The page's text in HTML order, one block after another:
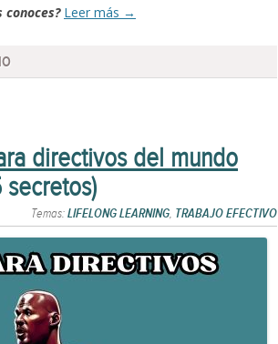
conoces? Leer más →
directivos del mundo
secretos)
Temas:LIFELONG LEARNING, TRABAJO EFECTIVO